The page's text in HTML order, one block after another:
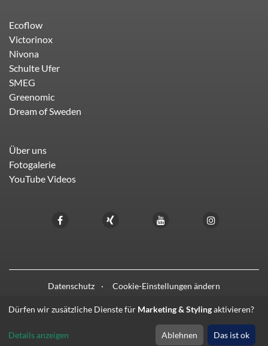
Ecoflow
Victorinox
Nivona
Schulte Ufer
SMEG
Greenomic
Dream of Sweden
Über uns
Fotogalerie
YouTube Videos
Datenschutz Cookie-Einstellungen ändern
Dürfen wir zusätzliche Dienste für Marketing & Stylingaktivieren?
Details anzeigen Ablehnen Das ist ok